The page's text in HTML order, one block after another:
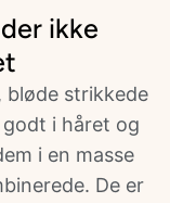
ikke
bløde strikkede
i håret og
i en masse
De er